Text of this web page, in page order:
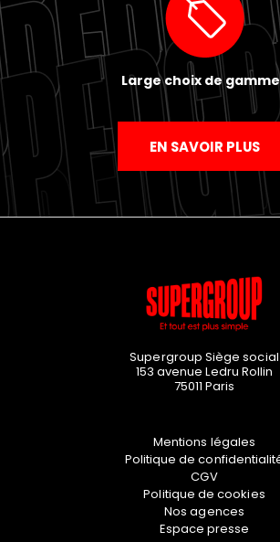
Large choix de
EN SAVOIR PLUS
Supergroup Siège social
153 avenue Ledru Rollin
75011 Paris
Mentions légales
Politique de
CGV
Politique de cookies
Nos agences
Espace presse